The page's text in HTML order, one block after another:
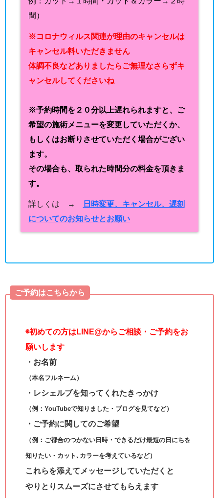
間）
※コロナウィルス関連が理由のキャンセルは
キャンセル料いただきません
体調不良などありましたらご無理なさらずキ
ャンセルしてくださいね
※予約時間を２０分以上遅れられますと、ご
希望の施術メニューを変更していただくか、
もしくはお断りさせていただく場合がござい
ます。
その場合も、取られた時間分の料金を頂きま
す。
詳しくは →
日時変更、キャンセル、遅刻
についてのお知らせとお願い
ご予約はこちらから
◉初めての方はLINE@からご相談・ご予約をお
願いします
・お名前
（本名フルネーム）
・レシェルブを知ってくれたきっかけ
（例：YouTubeで知りました・ブログを見てなど）
・ご予約に関してのご希望
（例：ご都合のつかない日時・できるだけ最短の日にちを
知りたい・カット､カラーを考えているなど）
これらを添えてメッセージしていただくと
やりとりスムーズにさせてもらえます